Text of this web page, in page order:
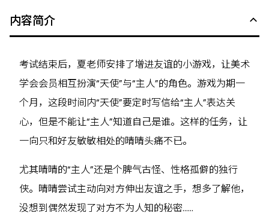
内容简介
考试结束后，夏老师安排了增进友谊的小游戏，让美术
学会会员相互扮演“天使”与“主人”的角色。游戏为期一
个月，这段时间内“天使”要定时写信给“主人”表达关
心，但是不能让“主人”知道自己是谁。这样的任务，让
一向只和好友敏敏相处的晴晴头痛不已。
尤其晴晴的“主人”还是个脾气古怪、性格孤僻的独行
侠。晴晴尝试主动向对方伸出友谊之手，想多了解他，
没想到偶然发现了对方不为人知的秘密……